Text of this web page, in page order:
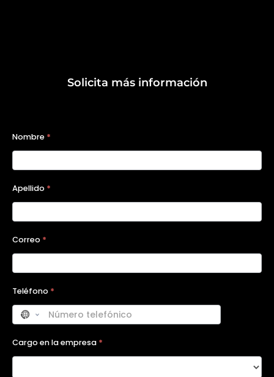
Solicita más información
A2026 -
Formulario
Programas
Nombre *
Apellido *
Correo *
Teléfono *
Cargo en la empresa *